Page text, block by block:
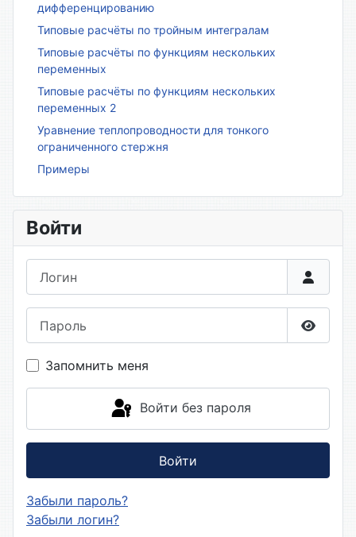
дифференцированию
Типовые расчёты по тройным интегралам
Типовые расчёты по функциям нескольких
переменных
Типовые расчёты по функциям нескольких
переменных 2
Уравнение теплопроводности для тонкого
ограниченного стержня
Примеры
Войти
Запомнить меня
Войти без пароля
Войти
Забыли пароль?
Забыли логин?